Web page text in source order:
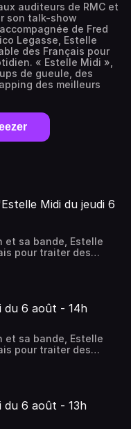
auditeurs de RMC et
son talk-show
de Fred
Legasse, Estelle
des Français pour
« Estelle Midi »,
de gueule, des
des meilleurs
Midi du jeudi 6
et sa bande, Estelle
pour traiter des
conso, actualité,
En simultané
du 6 août - 14h
et sa bande, Estelle
pour traiter des
conso, actualité,
En simultané
du 6 août - 13h